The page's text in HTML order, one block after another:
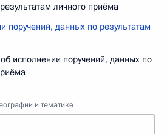
личного приёма
поручений, данных по результатам
исполнении поручений, данных по
и тематике